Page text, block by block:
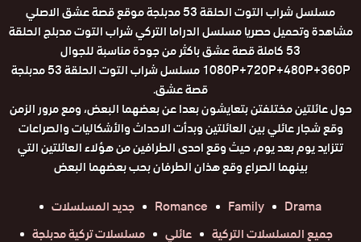
مسلسل شراب التوت الحلقة 53 مدبلجة موقع قصة عشق الاصلي
مشاهدة وتحميل حصريا مسلسل الدراما التركي شراب التوت مدبلج الحلقة
53 كاملة قصة عشق باكثر من جودة مناسبة للجوال
1080P+720P+480P+360P مسلسل شراب التوت الحلقة 53 مدبلجة
قصة عشق.
حول عائلتين مختلفتن بتعايشون بعدا عن بعضهما البعض، ومع مرور الزمن
وقع شجار عائلي بين العائلتين وبدأت الاحداث والأشكاليات والصراعات
تتزايد يوم بعد يوم، حيث وقع احدى الطرافين من هؤلاء العائلتين التي
بينهما الصراع وقع هذان الطرفان بحب بعضهما البعض
Drama
Family
Romance
جديد المسلسلات
جميع المسلسلات التركية
عائلي مسلسلات تركية مدبلجة